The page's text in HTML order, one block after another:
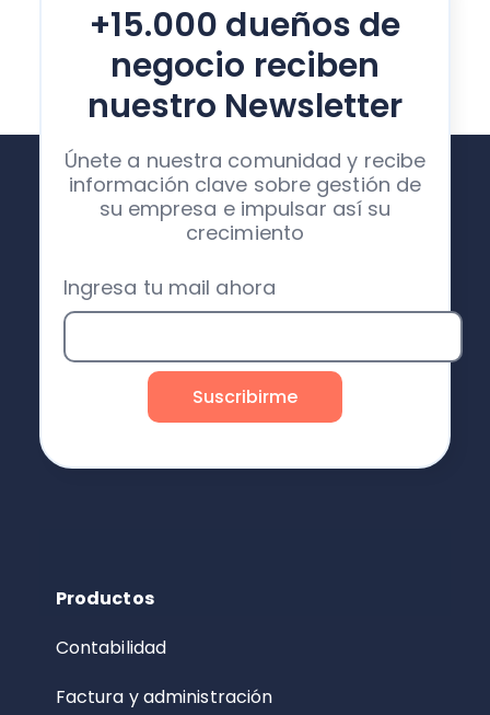
+15.000 dueños de
negocio reciben
nuestro Newsletter
Únete a nuestra comunidad y recibe
información clave sobre gestión de
su empresa e impulsar así su
crecimiento
Ingresa tu mail ahora
Productos
Contabilidad
Factura y administración